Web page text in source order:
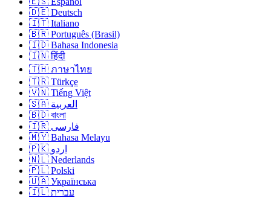
🇩🇪 Deutsch
🇮🇹 Italiano
🇧🇷 Português (Brasil)
🇮🇩 Bahasa Indonesia
🇮🇳 हिंदी
🇹🇭 ภาษาไทย
🇹🇷 Türkçe
🇻🇳 Tiếng Việt
🇸🇦 العربية
🇧🇩 বাংলা
🇮🇷 فارسی
🇲🇾 Bahasa Melayu
🇵🇰 اردو
🇳🇱 Nederlands
🇵🇱 Polski
🇺🇦 Українська
🇮🇱 עברית